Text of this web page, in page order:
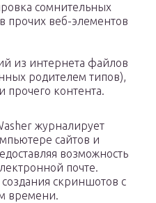
сомнительных
прочих веб-элементов
из интернета файлов
родителем типов),
прочего контента.
журналирует
сайтов и
возможность
почте.
скриншотов с
времени.